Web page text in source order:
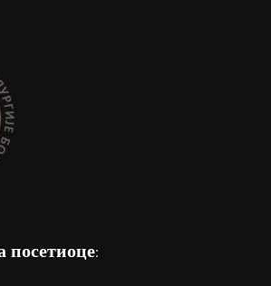
посетиоце: